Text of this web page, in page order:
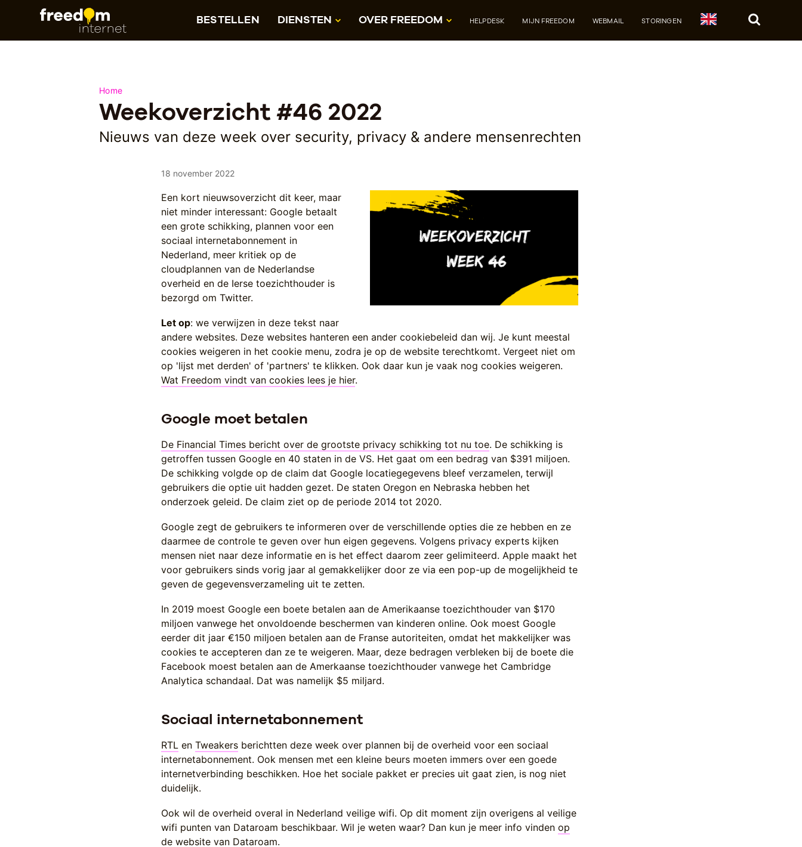
BESTELLEN DIENSTEN OVER FREEDOM HELPDESK MIJN FREEDOM WEBMAIL STORINGEN
Home
Weekoverzicht #46 2022
Nieuws van deze week over security, privacy & andere mensenrechten
18 november 2022
Een kort nieuwsoverzicht dit keer, maar
niet minder interessant: Google betaalt
een grote schikking, plannen voor een
sociaal internetabonnement in
Nederland, meer kritiek op de
cloudplannen van de Nederlandse
overheid en de Ierse toezichthouder is
bezorgd om Twitter.
Let op: we verwijzen in deze tekst naar
andere websites. Deze websites hanteren een ander cookiebeleid dan wij. Je kunt meestal
cookies weigeren in het cookie menu, zodra je op de website terechtkomt. Vergeet niet om
op 'lijst met derden' of 'partners' te klikken. Ook daar kun je vaak nog cookies weigeren.
Wat Freedom vindt van cookies lees je hier.
Google moet betalen
De Financial Times bericht over de grootste privacy schikking tot nu toe. De schikking is
getroffen tussen Google en 40 staten in de VS. Het gaat om een bedrag van $391 miljoen.
De schikking volgde op de claim dat Google locatiegegevens bleef verzamelen, terwijl
gebruikers die optie uit hadden gezet. De staten Oregon en Nebraska hebben het
onderzoek geleid. De claim ziet op de periode 2014 tot 2020.
Google zegt de gebruikers te informeren over de verschillende opties die ze hebben en ze
daarmee de controle te geven over hun eigen gegevens. Volgens privacy experts kijken
mensen niet naar deze informatie en is het effect daarom zeer gelimiteerd. Apple maakt het
voor gebruikers sinds vorig jaar al gemakkelijker door ze via een pop-up de mogelijkheid te
geven de gegevensverzameling uit te zetten.
In 2019 moest Google een boete betalen aan de Amerikaanse toezichthouder van $170
miljoen vanwege het onvoldoende beschermen van kinderen online. Ook moest Google
eerder dit jaar €150 miljoen betalen aan de Franse autoriteiten, omdat het makkelijker was
cookies te accepteren dan ze te weigeren. Maar, deze bedragen verbleken bij de boete die
Facebook moest betalen aan de Amerkaanse toezichthouder vanwege het Cambridge
Analytica schandaal. Dat was namelijk $5 miljard.
Sociaal internetabonnement
RTL enTweakers berichtten deze week over plannen bij de overheid voor een sociaal
internetabonnement. Ook mensen met een kleine beurs moeten immers over een goede
internetverbinding beschikken. Hoe het sociale pakket er precies uit gaat zien, is nog niet
duidelijk.
Ook wil de overheid overal in Nederland veilige wifi. Op dit moment zijn overigens al veilige
wifi punten van Dataroam beschikbaar. Wil je weten waar? Dan kun je meer info vindenop
de website van Dataroam.